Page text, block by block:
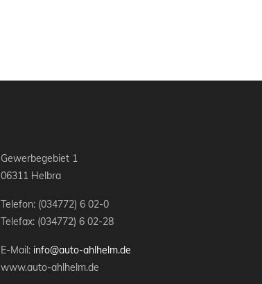
Gewerbegebiet 1
06311 Helbra
Telefon: (034772) 6 02-0
Telefax: (034772) 6 02-28
E-Mail: info@auto-ahlhelm.de
www.auto-ahlhelm.de